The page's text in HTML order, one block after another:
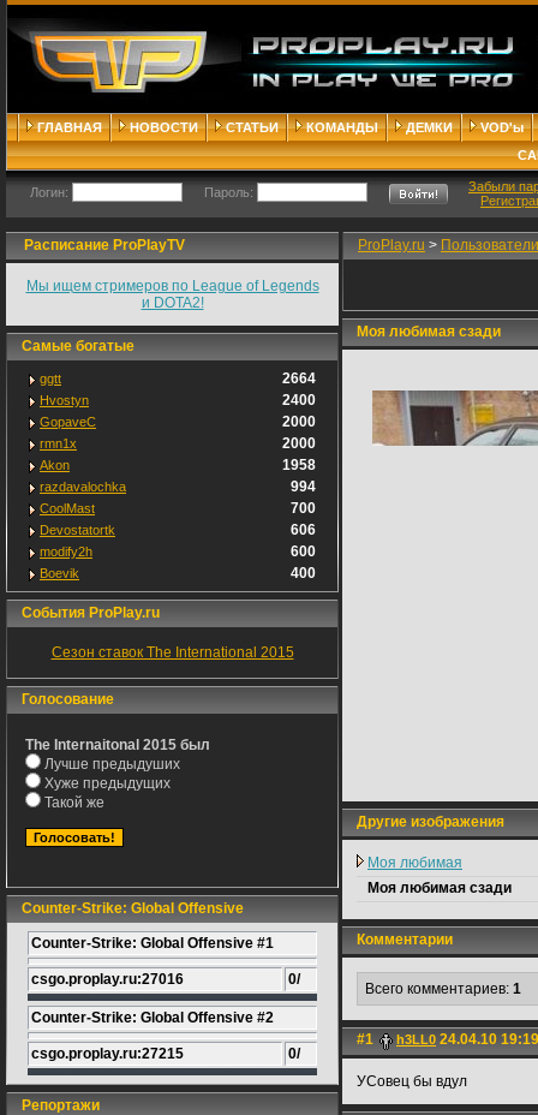
ГЛАВНАЯ НОВОСТИ СТАТЬИ КОМАНДЫ ДЕМКИ
VOD'ы
Логин: Пароль:
Забыли
Расписание ProPlayTV
Мы ищем стримеров по League of Legends
и DOTA2!
Самые богатые
ggtt 2664
Hvostyn 2400
GopaveC 2000
rmn1x 2000
Akon 1958
razdavalochka 994
CoolMast 700
Devostatortk 606
modify2h 600
Boevik 400
События ProPlay.ru
Сезон ставок The International 2015
Голосование
The Internaitonal 2015 был
Лучше предыдуших
Хуже предыдущих
Такой же
Counter-Strike: Global Offensive
Counter-Strike: Global Offensive #1
csgo.proplay.ru:27016 0/
Counter-Strike: Global Offensive #2
csgo.proplay.ru:27215 0/
Репортажи
ProPlay.ru > Пользователи
Моя любимая сзади
Другие изображения
Моя любимая
Моя любимая сзади
Комментарии
Всего комментариев: 1
#1 h3LL0 24.04.10 19:19
УСовец бы вдул